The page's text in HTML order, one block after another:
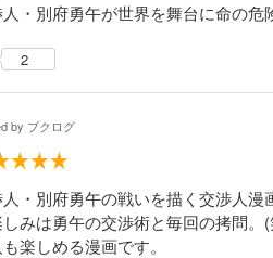
だ」として渡される『マグ
ンプラーズ）』 。『マグダ
人・ザルツマンの真の企みと
完結
・別府勇午が世界を舞台に命の危
2
by ブクログ
・別府勇午の戦いを描く交渉人漫
みは勇午の交渉術と毎回の拷問。(
楽しめる漫画です。